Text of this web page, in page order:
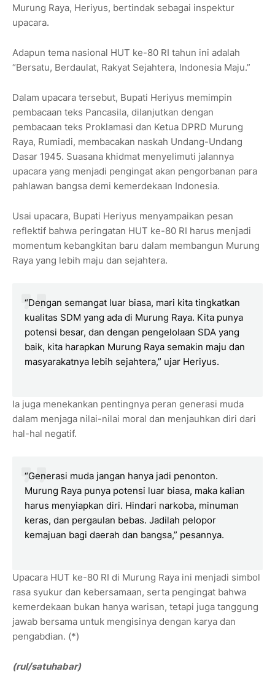
Murung Raya, Heriyus, bertindak sebagai inspektur
upacara.
Adapun tema nasional HUT ke-80 RI tahun ini adalah
“Bersatu, Berdaulat, Rakyat Sejahtera, Indonesia Maju.”
Dalam upacara tersebut, Bupati Heriyus memimpin
pembacaan teks Pancasila, dilanjutkan dengan
pembacaan teks Proklamasi dan Ketua DPRD Murung
Raya, Rumiadi, membacakan naskah Undang-Undang
Dasar 1945. Suasana khidmat menyelimuti jalannya
upacara yang menjadi pengingat akan pengorbanan para
pahlawan bangsa demi kemerdekaan Indonesia.
Usai upacara, Bupati Heriyus menyampaikan pesan
reflektif bahwa peringatan HUT ke-80 RI harus menjadi
momentum kebangkitan baru dalam membangun Murung
Raya yang lebih maju dan sejahtera.
“Dengan semangat luar biasa, mari kita tingkatkan
kualitas SDM yang ada di Murung Raya. Kita punya
potensi besar, dan dengan pengelolaan SDA yang
baik, kita harapkan Murung Raya semakin maju dan
masyarakatnya lebih sejahtera,” ujar Heriyus.
Ia juga menekankan pentingnya peran generasi muda
dalam menjaga nilai-nilai moral dan menjauhkan diri dari
hal-hal negatif.
“Generasi muda jangan hanya jadi penonton.
Murung Raya punya potensi luar biasa, maka kalian
harus menyiapkan diri. Hindari narkoba, minuman
keras, dan pergaulan bebas. Jadilah pelopor
kemajuan bagi daerah dan bangsa,” pesannya.
Upacara HUT ke-80 RI di Murung Raya ini menjadi simbol
rasa syukur dan kebersamaan, serta pengingat bahwa
kemerdekaan bukan hanya warisan, tetapi juga tanggung
jawab bersama untuk mengisinya dengan karya dan
pengabdian. (*)
(rul/satuhabar)